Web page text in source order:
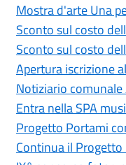
Mostra d'arte Una
Sconto sul costo
Sconto sul costo
Apertura iscrizione
Notiziario
Entra nella SPA
Progetto Portami
Continua il Progetto